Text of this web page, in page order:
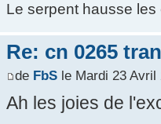
Le serpent hausse les
Re: cn 0265
de FbSle Mardi 23 Avril
Ah les joies de